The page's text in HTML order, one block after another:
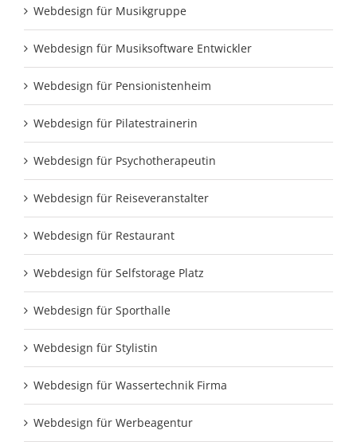
Webdesign für Musikgruppe
Webdesign für Musiksoftware Entwickler
Webdesign für Pensionistenheim
Webdesign für Pilatestrainerin
Webdesign für Psychotherapeutin
Webdesign für Reiseveranstalter
Webdesign für Restaurant
Webdesign für Selfstorage Platz
Webdesign für Sporthalle
Webdesign für Stylistin
Webdesign für Wassertechnik Firma
Webdesign für Werbeagentur